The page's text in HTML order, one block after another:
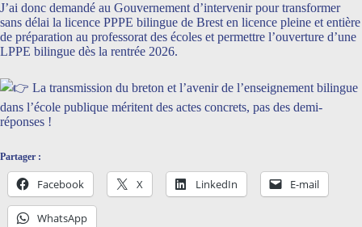
J’ai donc demandé au Gouvernement d’intervenir pour transformer
sans délai la licence PPPE bilingue de Brest en licence pleine et entière
de préparation au professorat des écoles et permettre l’ouverture d’une
LPPE bilingue dès la rentrée 2026.
La transmission du breton et l’avenir de l’enseignement bilingue
dans l’école publique méritent des actes concrets, pas des demi-
réponses !
Partager :
Facebook X LinkedIn E-mail
WhatsApp